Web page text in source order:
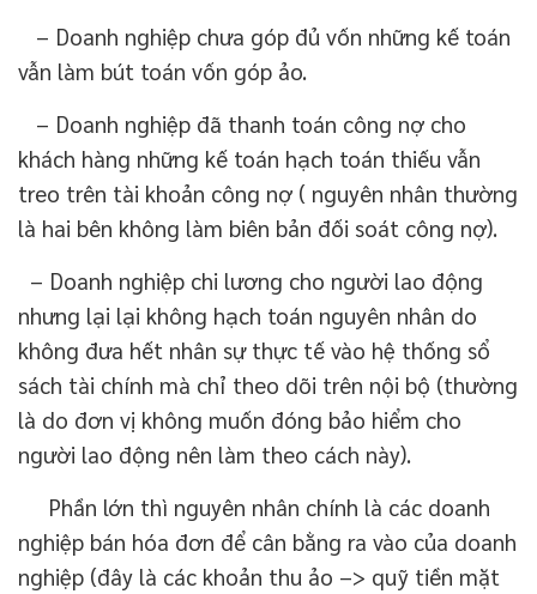
– Doanh nghiệp chưa góp đủ vốn những kế toán
vẫn làm bút toán vốn góp ảo.
– Doanh nghiệp đã thanh toán công nợ cho
khách hàng những kế toán hạch toán thiếu vẫn
treo trên tài khoản công nợ ( nguyên nhân thường
là hai bên không làm biên bản đối soát công nợ).
– Doanh nghiệp chi lương cho người lao động
nhưng lại lại không hạch toán nguyên nhân do
không đưa hết nhân sự thực tế vào hệ thống sổ
sách tài chính mà chỉ theo dõi trên nội bộ (thường
là do đơn vị không muốn đóng bảo hiểm cho
người lao động nên làm theo cách này).
Phần lớn thì nguyên nhân chính là các doanh
nghiệp bán hóa đơn để cân bằng ra vào của doanh
nghiệp (đây là các khoản thu ảo –> quỹ tiền mặt